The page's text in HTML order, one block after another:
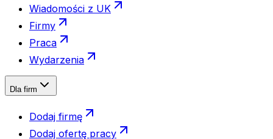
Wiadomości z UK
Firmy
Praca
Wydarzenia
Dla firm
Dodaj firmę
Dodaj ofertę pracy